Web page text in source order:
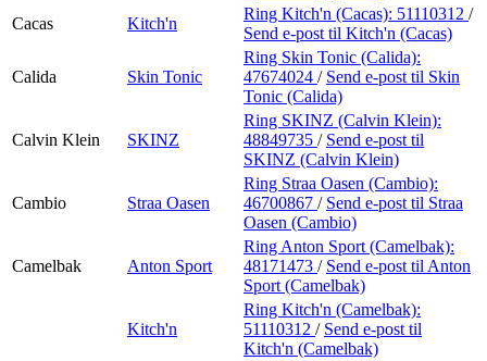
Cacas
Kitch'n
Ring Kitch'n (Cacas): 51110312 /
Send e-post til Kitch'n (Cacas)
Calida Skin Tonic
Ring Skin Tonic (Calida):
47674024 / Send e-post til Skin
Tonic (Calida)
Calvin Klein SKINZ
Ring SKINZ (Calvin Klein):
48849735 / Send e-post til
SKINZ (Calvin Klein)
Cambio Straa Oasen
Ring Straa Oasen (Cambio):
46700867 / Send e-post til Straa
Oasen (Cambio)
Camelbak Anton Sport
Ring Anton Sport (Camelbak):
48171473 / Send e-post til Anton
Sport (Camelbak)
Kitch'n
Ring Kitch'n (Camelbak):
51110312 / Send e-post til
Kitch'n (Camelbak)